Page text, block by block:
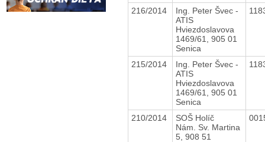
216/2014
Ing. Peter Švec -
ATIS
Hviezdoslavova
1469/61, 905 01
Senica
215/2014
Ing. Peter Švec -
ATIS
Hviezdoslavova
1469/61, 905 01
Senica
210/2014
SOŠ Holíč
Nám. Sv. Martina
5, 908 51